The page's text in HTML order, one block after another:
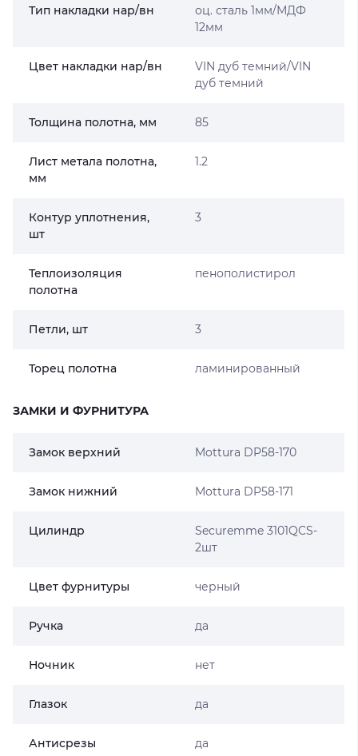
Тип накладки нар/вн
оц. сталь 1мм/МДФ
12мм
Цвет накладки нар/вн
VIN дуб темний/VIN
дуб темний
Толщина полотна, мм 85
Лист метала полотна,
мм
1.2
Контур уплотнения,
шт
3
Теплоизоляция
полотна
пенополистирол
Петли, шт 3
Торец полотна ламинированный
ЗАМКИ И ФУРНИТУРА
Замок верхний Mottura DP58-170
Замок нижний Mottura DP58-171
Цилиндр
Securemme 3101QCS-
2шт
Цвет фурнитуры черный
Ручка да
Ночник нет
Глазок да
Антисрезы да